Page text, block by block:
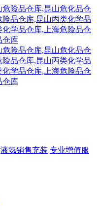
液氨销售充装 专业增值服